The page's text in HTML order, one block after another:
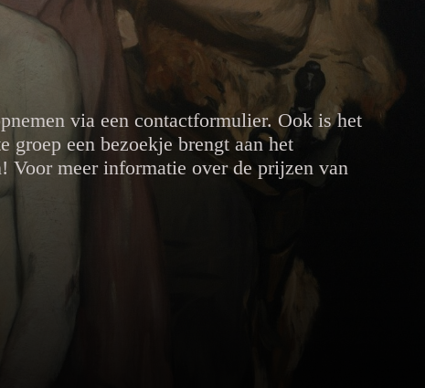
via een contactformulier. Ook is het
een bezoekje brengt aan het
Voor meer informatie over de prijzen van